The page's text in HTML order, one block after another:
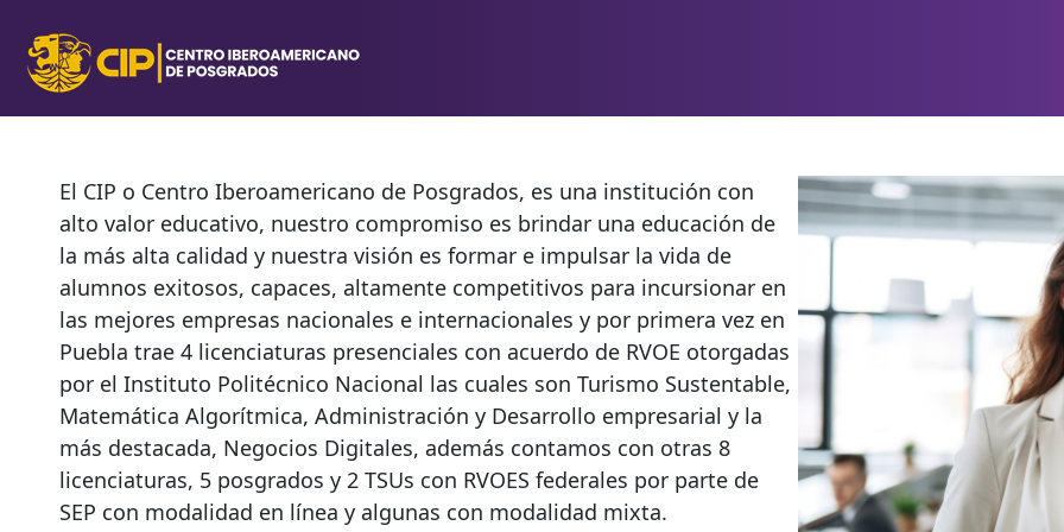
El CIP o Centro Iberoamericano de Posgrados, es una institución con
alto valor educativo, nuestro compromiso es brindar una educación de
la más alta calidad y nuestra visión es formar e impulsar la vida de
alumnos exitosos, capaces, altamente competitivos para incursionar en
las mejores empresas nacionales e internacionales y por primera vez en
Puebla trae 4 licenciaturas presenciales con acuerdo de RVOE otorgadas
por el Instituto Politécnico Nacional las cuales son Turismo Sustentable,
Matemática Algorítmica, Administración y Desarrollo empresarial y la
más destacada, Negocios Digitales, además contamos con otras 8
licenciaturas, 5 posgrados y 2 TSUs con RVOES federales por parte de
SEP con modalidad en línea y algunas con modalidad mixta.